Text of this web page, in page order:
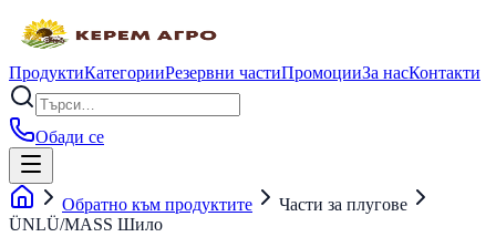
ПродуктиКатегорииРезервни частиПромоцииЗа насКонтакти
Обади се
Обратно към продуктите
Части за плугове
ÜNLÜ/MASS Шило